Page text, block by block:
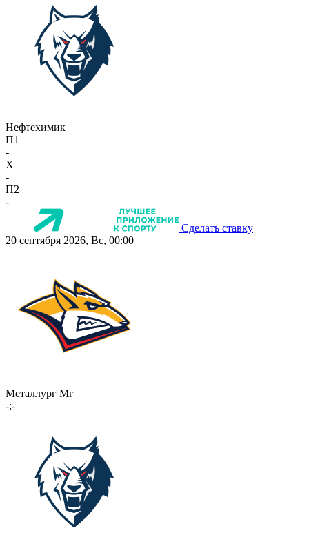
Нефтехимик
П1
-
X
-
П2
-
Сделать ставку
20 сентября 2026, Вс, 00:00
Металлург Мг
-:-